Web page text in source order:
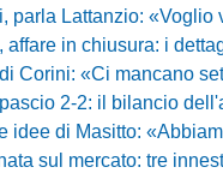
«Voglio vedere più ritmo e intensità,
in chiusura: i dettagli
«Ci mancano sette giocatori, ma
il bilancio dell'allenamento
«Abbiamo una rosa al top, il pubblico
mercato: tre innesti di